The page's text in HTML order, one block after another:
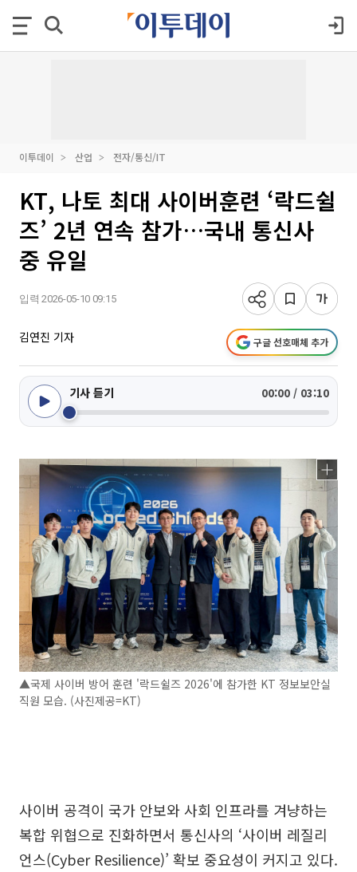
이투데이 산업 전자/통신/IT
KT, 나토 최대 사이버훈련 ‘락드쉴
즈’ 2년 연속 참가…국내 통신사
중 유일
입력 2026-05-10 09:15
김연진 기자 구글 선호매체 추가
기사 듣기 00:00 / 03:10
▲국제 사이버 방어 훈련 '락드쉴즈 2026'에 참가한 KT 정보보안실
직원 모습. (사진제공=KT)
사이버 공격이 국가 안보와 사회 인프라를 겨냥하는
복합 위협으로 진화하면서 통신사의 ‘사이버 레질리
언스(Cyber Resilience)’ 확보 중요성이 커지고 있다.